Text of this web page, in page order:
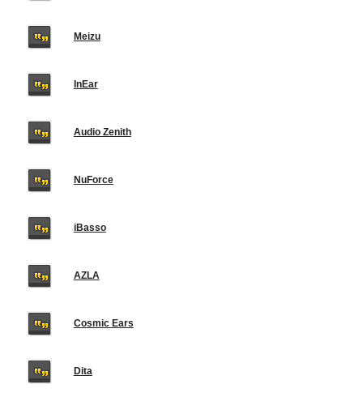
Meizu
InEar
Audio Zenith
NuForce
iBasso
AZLA
Cosmic Ears
Dita